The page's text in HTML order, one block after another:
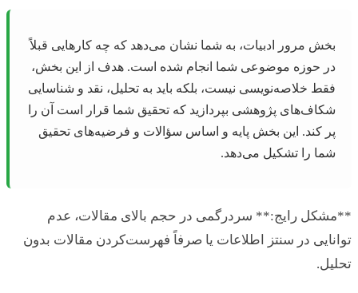
مرور ادبیات، به شما نشان می‌دهد که چه کارهایی قبلاً
حوزه موضوعی شما انجام شده است. هدف از این بخش،
خلاصه‌نویسی نیست، بلکه باید به تحلیل، نقد و شناسایی
پژوهشی بپردازید که تحقیق شما قرار است آن را
کند. این بخش پایه و اساس سؤالات و فرضیه‌های تحقیق
را تشکیل می‌دهد.
رایج:** سردرگمی در حجم بالای مقالات، عدم
در سنتز اطلاعات یا صرفاً فهرست‌کردن مقالات بدون